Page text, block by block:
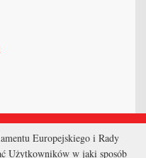
Europejskiego i Rady
Użytkowników w jaki sposób